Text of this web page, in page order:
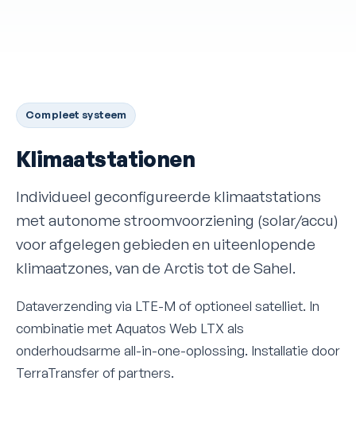
Compleet systeem
Klimaatstationen
Individueel geconfigureerde klimaatstations
met autonome stroomvoorziening (solar/accu)
voor afgelegen gebieden en uiteenlopende
klimaatzones, van de Arctis tot de Sahel.
Dataverzending via LTE-M of optioneel satelliet. In
combinatie met Aquatos Web LTX als
onderhoudsarme all-in-one-oplossing. Installatie door
TerraTransfer of partners.